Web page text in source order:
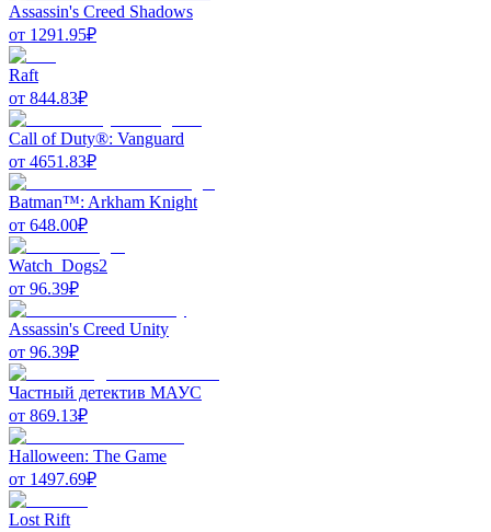
Assassin's Creed Shadows
от 1291.95₽
Raft
от 844.83₽
Call of Duty®: Vanguard
от 4651.83₽
Batman™: Arkham Knight
от 648.00₽
Watch_Dogs2
от 96.39₽
Assassin's Creed Unity
от 96.39₽
Частный детектив МАУС
от 869.13₽
Halloween: The Game
от 1497.69₽
Lost Rift